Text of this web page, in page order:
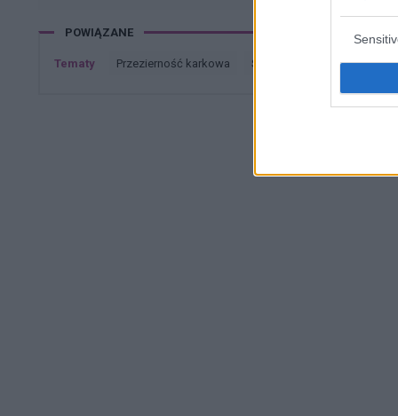
POWIĄZANE
Tematy przezierność karkowa embolizacja